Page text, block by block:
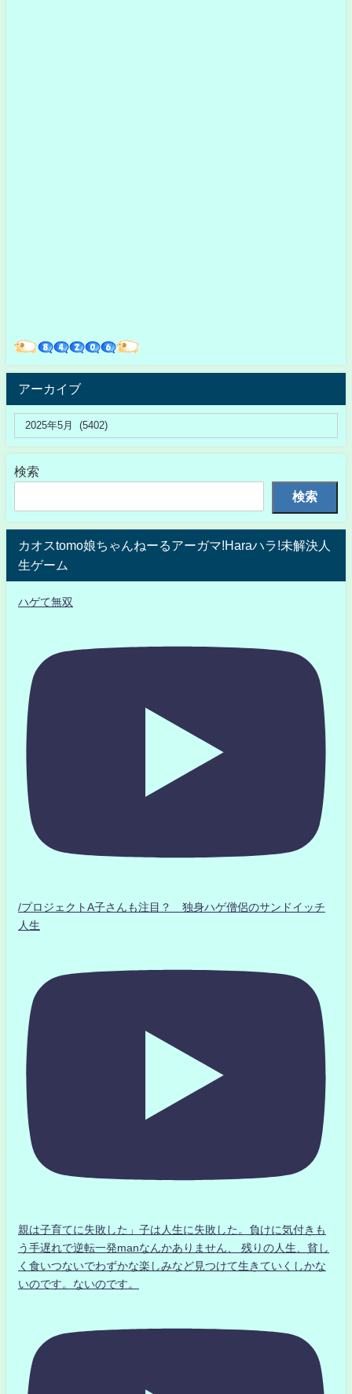
アーカイブ
検索
検索
カオスtomo娘ちゃんねーるアーガマ!Haraハラ!未解決人
生ゲーム
ハゲて無双
/プロジェクトA子さんも注目？ 独身ハゲ僧侶のサンドイッチ
人生
親は子育てに失敗した」子は人生に失敗した。負けに気付きも
う手遅れで逆転一発manなんかありません、 残りの人生、貧し
く食いつないでわずかな楽しみなど見つけて生きていくしかな
いのです。ないのです。